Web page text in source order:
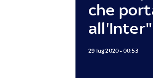
che
all'Inter"
29 lug 2020 - 00:53